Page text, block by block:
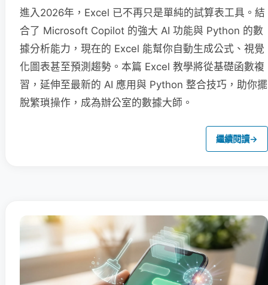
進入2026年，Excel 已不再只是單純的試算表工具。結
合了 Microsoft Copilot 的強大 AI 功能與 Python 的數
據分析能力，現在的 Excel 能幫你自動生成公式、視覺
化圖表甚至預測趨勢。本篇 Excel 教學將從基礎函數複
習，延伸至最新的 AI 應用與 Python 整合技巧，助你擺
脫繁瑣操作，成為辦公室的數據大師。
繼續閱讀→